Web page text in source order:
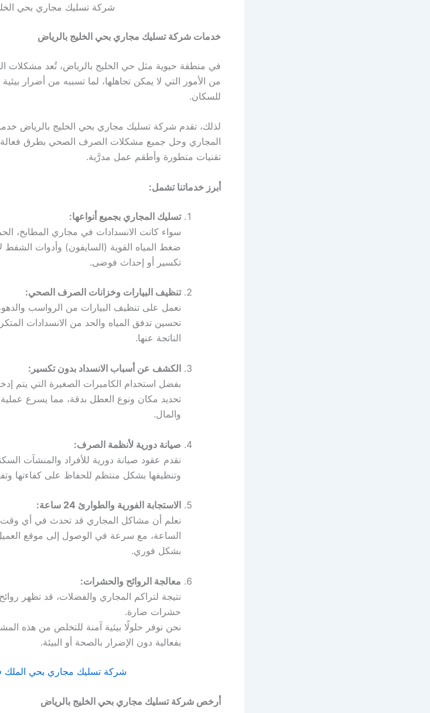
شركة تسليك مجاري بحي
خدمات شركة تسليك مجاري بحي الخليج بالرياض
في منطقة حيوية مثل حي الخليج بالرياض، تُعد مشكلات
من الأمور التي لا يمكن تجاهلها، لما تسببه من أضرار بيئية
للسكان.
لذلك، تقدم شركة تسليك مجاري بحي الخليج بالرياض
المجاري وحل جميع مشكلات الصرف الصحي بطرق فعالة
تقنيات متطورة وأطقم عمل مدرَّبة.
أبرز خدماتنا تشمل:
تسليك المجاري بجميع أنواعها:
سواء كانت الانسدادات في مجاري المطابخ،
ضغط المياه القوية (السايفون) وأدوات الشفط
تكسير أو إحداث فوضى.
تنظيف البيارات وخزانات الصرف الصحي:
نعمل على تنظيف البيارات من الرواسب
تحسين تدفق المياه والحد من الانسدادات
الناتجة عنها.
الكشف عن أسباب الانسداد بدون تكسير:
بفضل استخدام الكاميرات الصغيرة التي يتم
تحديد مكان ونوع العطل بدقة، مما يسرع
والمال.
صيانة دورية لأنظمة الصرف:
نقدم عقود صيانة دورية للأفراد والمنشآت
وتنظيفها بشكل منتظم للحفاظ على كفاءتها
الاستجابة الفورية والطوارئ 24 ساعة:
نعلم أن مشاكل المجاري قد تحدث في أي
الساعة، مع سرعة في الوصول إلى موقع
بشكل فوري.
معالجة الروائح والحشرات:
نتيجة لتراكم المجاري والفضلات، قد تظهر
حشرات ضارة.
نحن نوفر حلولًا بيئية آمنة للتخلص من هذه
بفعالية دون الإضرار بالصحة أو البيئة.
شركة تسليك مجاري بحي الملك
أرخص شركة تسليك مجاري بحي الخليج بالرياض